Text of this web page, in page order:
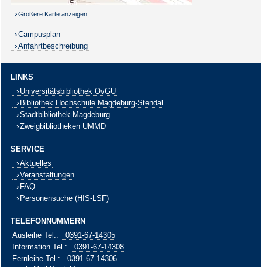
Größere Karte anzeigen
Campusplan
Anfahrtbeschreibung
LINKS
Universitätsbibliothek OvGU
Bibliothek Hochschule Magdeburg-Stendal
Stadtbibliothek Magdeburg
Zweigbibliotheken UMMD
SERVICE
Aktuelles
Veranstaltungen
FAQ
Personensuche (HIS-LSF)
TELEFONNUMMERN
AusleiheTel.:
0391-67-14305
InformationTel.:
0391-67-14308
FernleiheTel.:
0391-67-14306